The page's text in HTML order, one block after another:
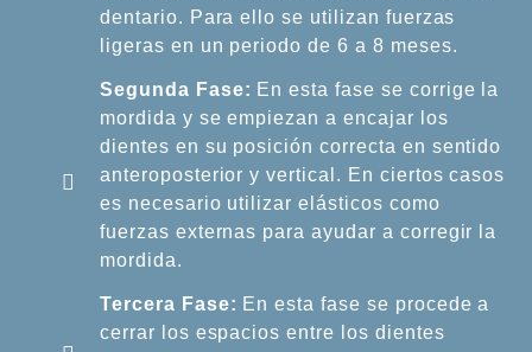
dentario. Para ello se utilizan fuerzas
ligeras en un periodo de 6 a 8 meses.
Segunda Fase: En esta fase se corrige la
mordida y se empiezan a encajar los
dientes en su posición correcta en sentido
anteroposterior y vertical. En ciertos casos
es necesario utilizar elásticos como
fuerzas externas para ayudar a corregir la
mordida.
Tercera Fase: En esta fase se procede a
cerrar los espacios entre los dientes